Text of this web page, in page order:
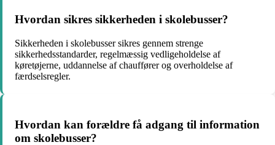
Hvordan sikres sikkerheden i skolebusser?
Sikkerheden i skolebusser sikres gennem strenge
sikkerhedsstandarder, regelmæssig vedligeholdelse af
køretøjerne, uddannelse af chauffører og overholdelse af
færdselsregler.
Hvordan kan forældre få adgang til information
om skolebusser?